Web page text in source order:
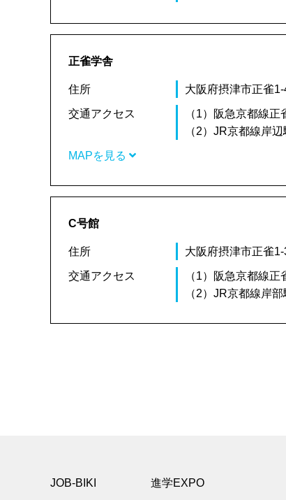
正雀学舎
住所 大阪府摂津市正雀1-
交通アクセス
（1）阪急京都線正
（2）JR京都線岸
MAPを見る
C号館
住所 大阪府摂津市正雀
交通アクセス
（1）阪急京都線
（2）JR京都線岸
JOB-BIKI 進学EXPO